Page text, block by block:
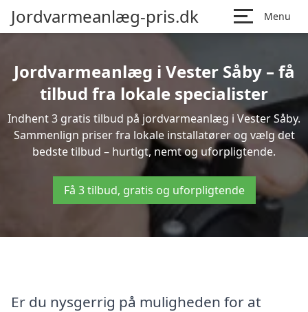
Jordvarmeanlæg-pris.dk Menu
Jordvarmeanlæg i Vester Såby – få
tilbud fra lokale specialister
Indhent 3 gratis tilbud på jordvarmeanlæg i Vester Såby.
Sammenlign priser fra lokale installatører og vælg det
bedste tilbud – hurtigt, nemt og uforpligtende.
Få 3 tilbud, gratis og uforpligtende
Er du nysgerrig på muligheden for at